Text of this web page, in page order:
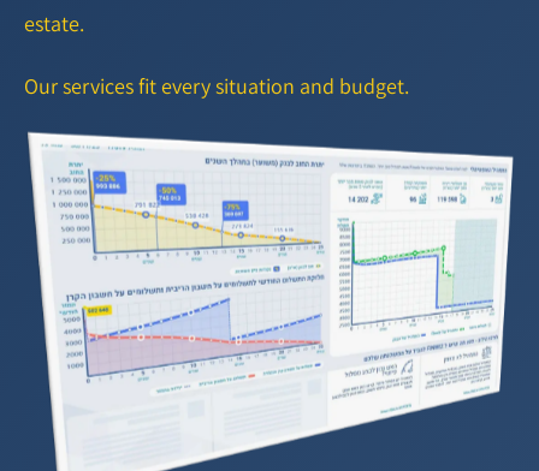
estate.
Our services fit every situation and budget.